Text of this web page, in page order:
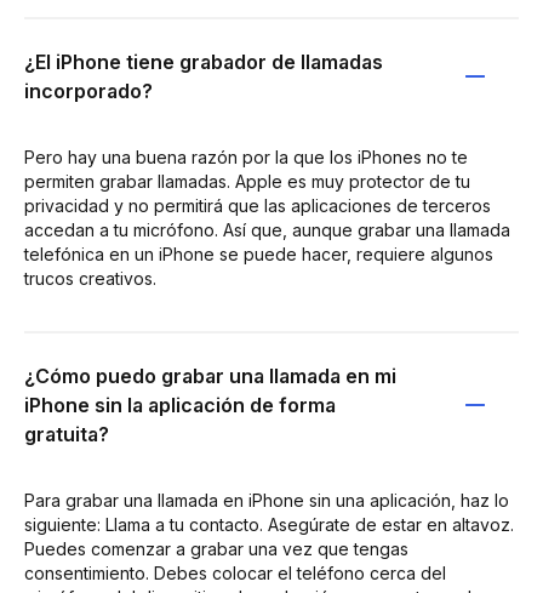
¿El iPhone tiene grabador de llamadas
incorporado?
Pero hay una buena razón por la que los iPhones no te
permiten grabar llamadas. Apple es muy protector de tu
privacidad y no permitirá que las aplicaciones de terceros
accedan a tu micrófono. Así que, aunque grabar una llamada
telefónica en un iPhone se puede hacer, requiere algunos
trucos creativos.
¿Cómo puedo grabar una llamada en mi
iPhone sin la aplicación de forma
gratuita?
Para grabar una llamada en iPhone sin una aplicación, haz lo
siguiente: Llama a tu contacto. Asegúrate de estar en altavoz.
Puedes comenzar a grabar una vez que tengas
consentimiento. Debes colocar el teléfono cerca del